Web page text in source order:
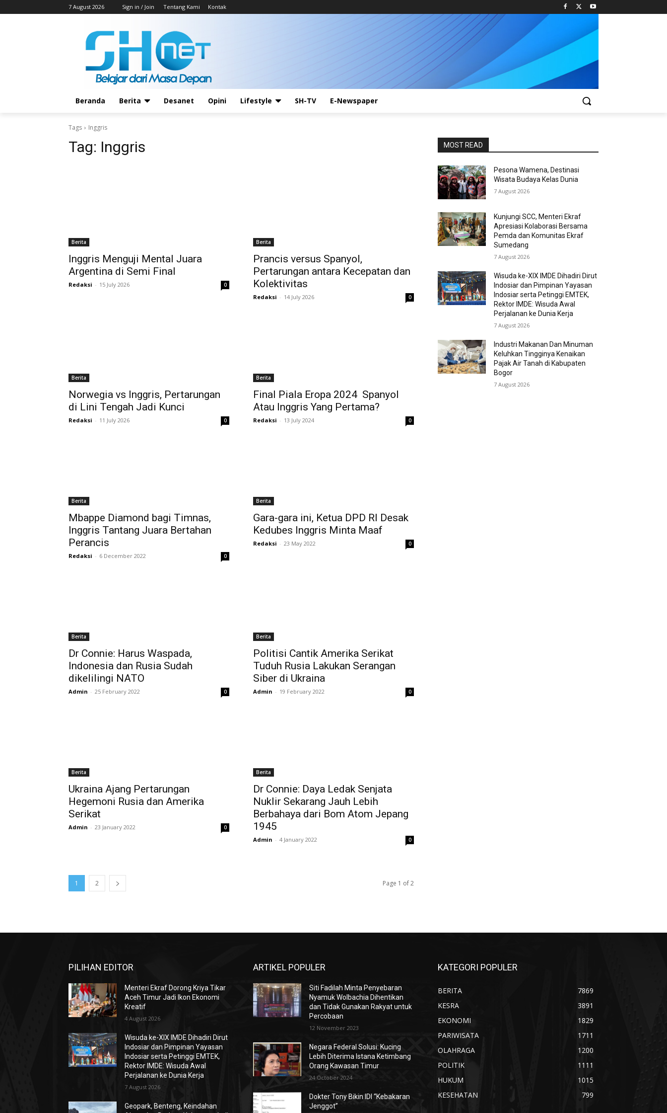
7 August 2026 Sign in / Join Tentang Kami Kontak
Beranda Berita Desanet Opini Lifestyle SH-TV E-Newspaper
Tags Inggris
Tag: Inggris
Berita
Inggris Menguji Mental Juara
Argentina di Semi Final
Redaksi - 15 July 2026 0
Berita
Prancis versus Spanyol,
Pertarungan antara Kecepatan dan
Kolektivitas
Redaksi - 14 July 2026 0
Berita
Norwegia vs Inggris, Pertarungan
di Lini Tengah Jadi Kunci
Redaksi - 11 July 2026 0
Berita
Final Piala Eropa 2024 Spanyol
Atau Inggris Yang Pertama?
Redaksi - 13 July 2024 0
Berita
Mbappe Diamond bagi Timnas,
Inggris Tantang Juara Bertahan
Perancis
Redaksi - 6 December 2022 0
Berita
Gara-gara ini, Ketua DPD RI Desak
Kedubes Inggris Minta Maaf
Redaksi - 23 May 2022 0
Berita
Dr Connie: Harus Waspada,
Indonesia dan Rusia Sudah
dikelilingi NATO
Admin - 25 February 2022 0
Berita
Politisi Cantik Amerika Serikat
Tuduh Rusia Lakukan Serangan
Siber di Ukraina
Admin - 19 February 2022 0
Berita
Ukraina Ajang Pertarungan
Hegemoni Rusia dan Amerika
Serikat
Admin - 23 January 2022 0
Berita
Dr Connie: Daya Ledak Senjata
Nuklir Sekarang Jauh Lebih
Berbahaya dari Bom Atom Jepang
1945
Admin - 4 January 2022 0
1 2 Page 1 of 2
MOST READ
Pesona Wamena, Destinasi
Wisata Budaya Kelas Dunia
7 August 2026
Kunjungi SCC, Menteri Ekraf
Apresiasi Kolaborasi Bersama
Pemda dan Komunitas Ekraf
Sumedang
7 August 2026
Wisuda ke-XIX IMDE Dihadiri Dirut
Indosiar dan Pimpinan Yayasan
Indosiar serta Petinggi EMTEK,
Rektor IMDE: Wisuda Awal
Perjalanan ke Dunia Kerja
7 August 2026
Industri Makanan Dan Minuman
Keluhkan Tingginya Kenaikan
Pajak Air Tanah di Kabupaten
Bogor
7 August 2026
PILIHAN EDITOR
Menteri Ekraf Dorong Kriya Tikar
Aceh Timur Jadi Ikon Ekonomi
Kreatif
4 August 2026
Wisuda ke-XIX IMDE Dihadiri Dirut
Indosiar dan Pimpinan Yayasan
Indosiar serta Petinggi EMTEK,
Rektor IMDE: Wisuda Awal
Perjalanan ke Dunia Kerja
7 August 2026
Geopark, Benteng, Keindahan
ARTIKEL POPULER
Siti Fadilah Minta Penyebaran
Nyamuk Wolbachia Dihentikan
dan Tidak Gunakan Rakyat untuk
Percobaan
12 November 2023
Negara Federal Solusi: Kucing
Lebih Diterima Istana Ketimbang
Orang Kawasan Timur
24 October 2024
Dokter Tony Bikin IDI “Kebakaran
Jenggot”
KATEGORI POPULER
BERITA
7869
KESRA
3891
EKONOMI
1829
PARIWISATA
1711
OLAHRAGA
1200
POLITIK
1111
HUKUM
1015
KESEHATAN
799